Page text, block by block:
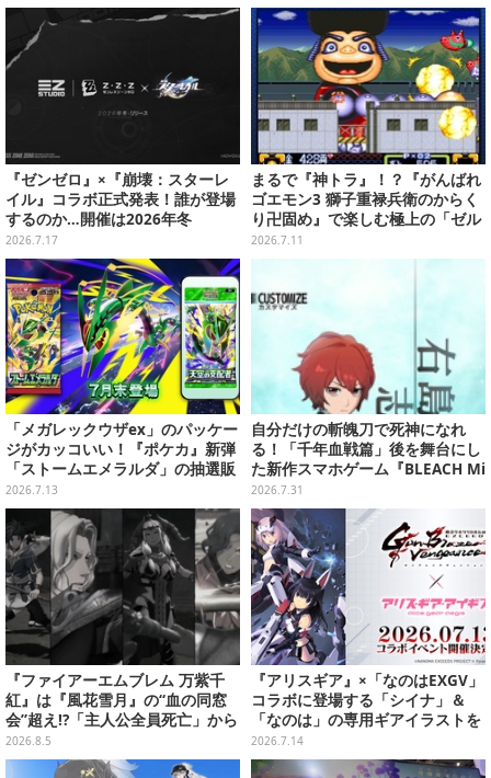
『ゼンゼロ』×『崩壊：スターレ
イル』コラボ正式発表！誰が登場
するのか…開催は2026年冬
2026.7.17
まるで『神トラ』！？『がんばれ
ゴエモン3 獅子重禄兵衛のからく
り卍固め』で楽しむ極上の「ゼル
ダ要素」
2026.7.11
「メガレックウザex」のパッケー
ジがカッコいい！『ポケカ』新弾
「ストームエメラルダ」の抽選販
売がヨドバシで実施
2026.7.13
自分だけの斬魄刀で死神になれ
る！「千年血戦篇」後を舞台にし
た新作スマホゲーム『BLEACH Mi
rrors High』クローズドβテスト
レポート
2026.7.31
『ファイアーエムブレム 万紫千
紅』は『風花雪月』の“血の同窓
会”超え!?「主人公全員死亡」から
始まる物語は、様々なシリーズ作
を想起させる
2026.8.5
『アリスギア』×「なのはEXGV」
コラボに登場する「シイナ」＆
「なのは」の専用ギアイラストを
大公開！ なんと「なのは」は本邦
初公開！
2026.7.14